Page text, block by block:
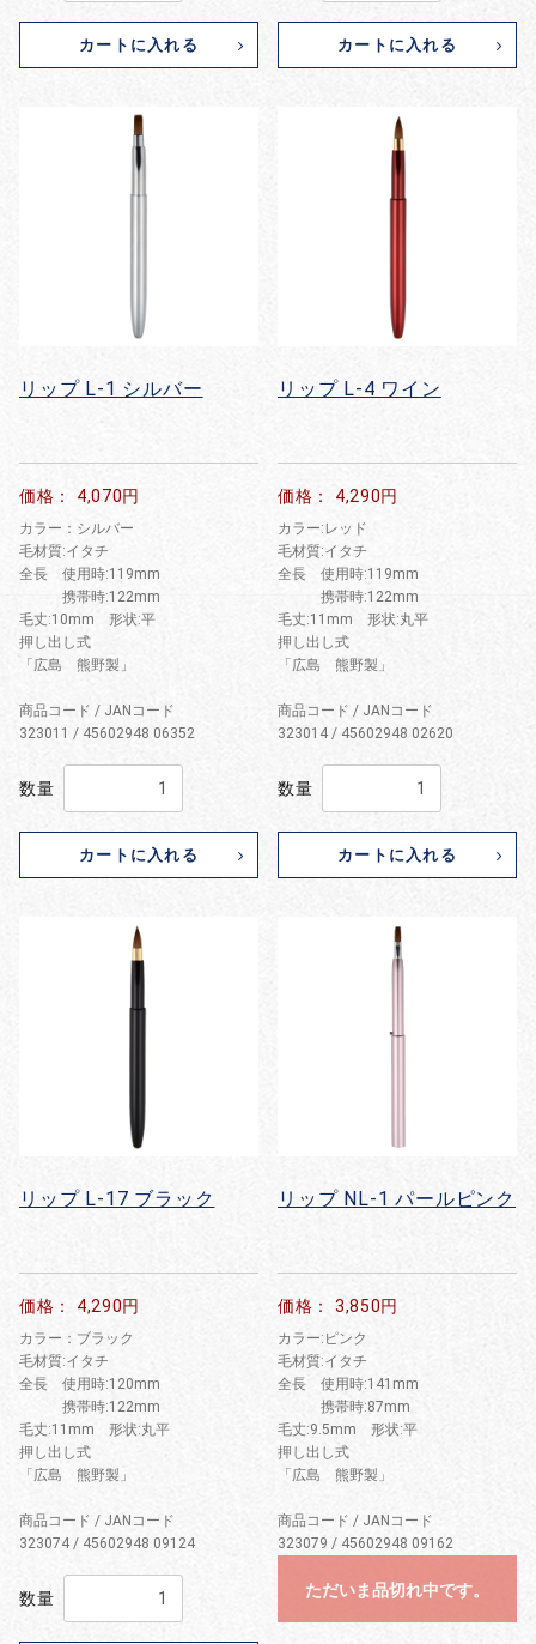
カートに入れる カートに入れる
リップ L-1 シルバー
価格： 4,070円
カラー：シルバー
毛材質:イタチ
全長 使用時:119mm
携帯時:122mm
毛丈:10mm 形状:平
押し出し式
「広島 熊野製」
商品コード / JANコード
323011 / 45602948 06352
数量
カートに入れる
リップ L-4 ワイン
価格： 4,290円
カラー:レッド
毛材質:イタチ
全長 使用時:119mm
携帯時:122mm
毛丈:11mm 形状:丸平
押し出し式
「広島 熊野製」
商品コード / JANコード
323014 / 45602948 02620
数量
カートに入れる
リップ L-17 ブラック
価格： 4,290円
カラー：ブラック
毛材質:イタチ
全長 使用時:120mm
携帯時:122mm
毛丈:11mm 形状:丸平
押し出し式
「広島 熊野製」
商品コード / JANコード
323074 / 45602948 09124
数量
リップ NL-1 パールピンク
価格： 3,850円
カラー:ピンク
毛材質:イタチ
全長 使用時:141mm
携帯時:87mm
毛丈:9.5mm 形状:平
押し出し式
「広島 熊野製」
商品コード / JANコード
323079 / 45602948 09162
ただいま品切れ中です。